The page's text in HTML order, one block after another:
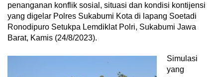
penanganan konflik sosial, situasi dan kondisi kontijensi
yang digelar Polres Sukabumi Kota di lapang Soetadi
Ronodipuro Setukpa Lemdiklat Polri, Sukabumi Jawa
Barat, Kamis (24/8/2023).
Simulasi
yang